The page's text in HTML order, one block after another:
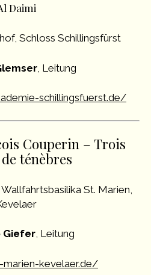
Daimi
Schloss Schillingsfürst
, Leitung
schillingsfuerst.de/
Couperin – Trois
ténèbres
St. Marien,
Giefer, Leitung
kevelaer.de/